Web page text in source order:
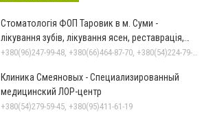
Стоматологія ФОП Таровик в м. Суми -
лікування зубів, лікування ясен, реставрація,
протезування
Клиника Смеяновых - Специализированный
медицинский ЛОР-центр
+380(54)279-59-45, +380(95)411-61-19